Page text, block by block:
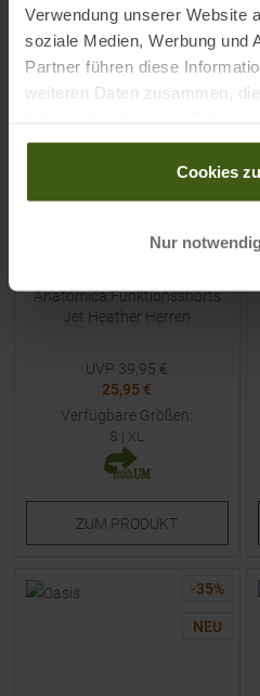
Verwendung unserer Website
soziale Medien, Werbung und
Partner führen diese
weiteren Daten zusammen,
gesammelt haben.
Cookies
Nur
-35%
Anatomica Funktionsshorts
Jet Heather Herren
UVP 39,95 €
25,95 €
Verfügbare Größen:
S | XL
ZUM PRODUKT
-35%
NEU